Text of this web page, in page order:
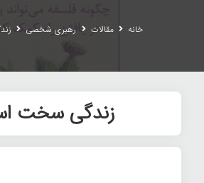
خانه مقالات رهبری شخصی
زندگی سخت